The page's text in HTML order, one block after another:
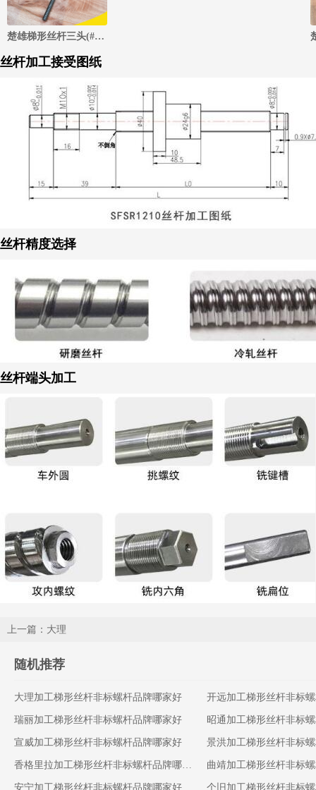
楚雄梯形丝杆三头(#45钢)
丝杆加工接受图纸
丝杆精度选择
丝杆端头加工
上一篇：大理
随机推荐
大理加工梯形丝杆非标螺杆品牌哪家好 开远加工梯形丝杆非标
瑞丽加工梯形丝杆非标螺杆品牌哪家好 昭通加工梯形丝杆非标
宣威加工梯形丝杆非标螺杆品牌哪家好 景洪加工梯形丝杆非标
香格里拉加工梯形丝杆非标螺杆品牌哪家好 曲靖加工梯形丝杆非标
安宁加工梯形丝杆非标螺杆品牌哪家好 个旧加工梯形丝杆非标